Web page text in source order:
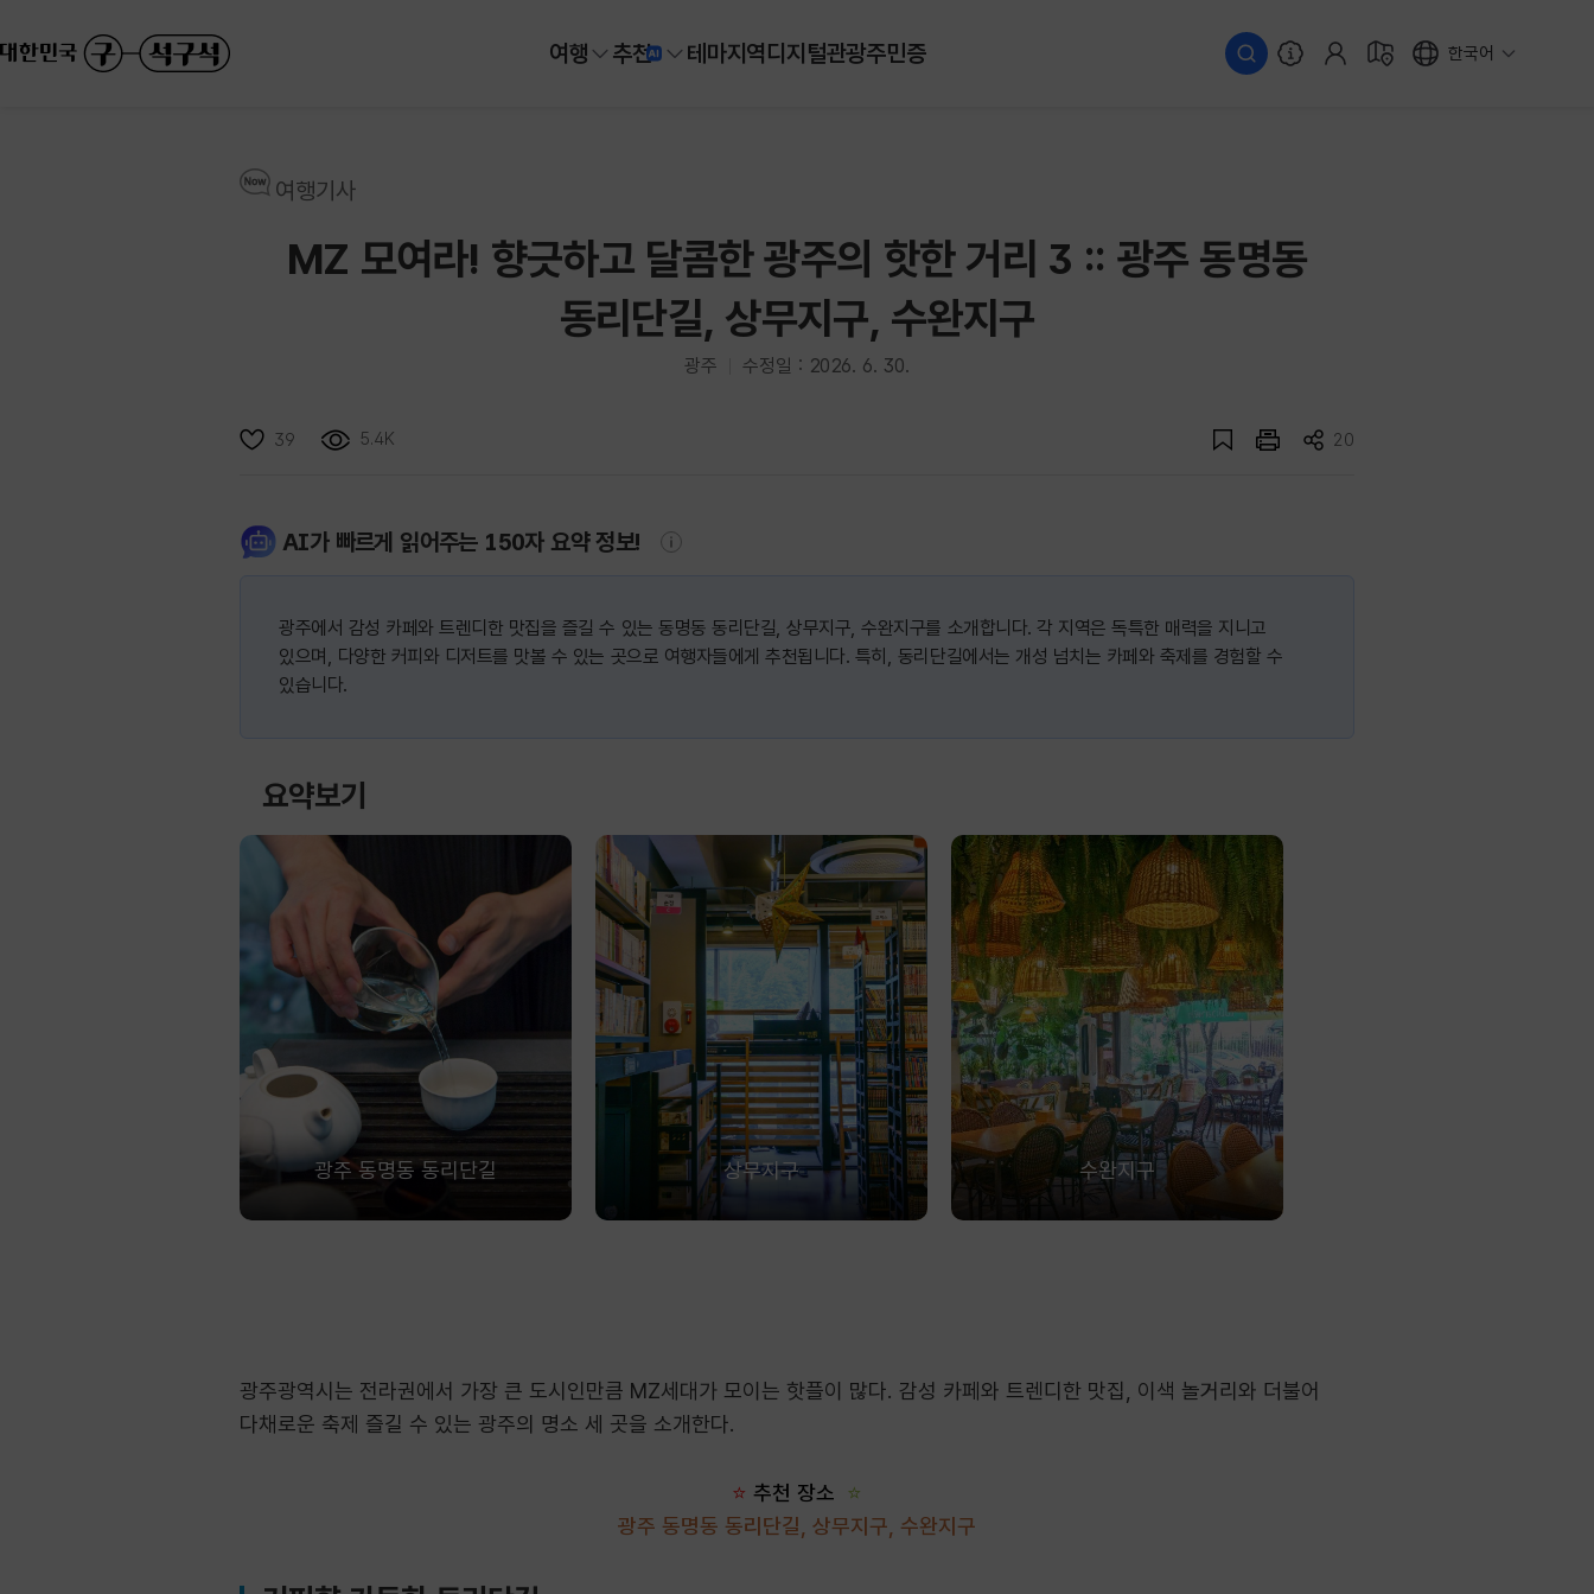
여행 추천 테마지역디지털관광주민증 한국어
여행기사
MZ 모여라! 향긋하고 달콤한 광주의 핫한 거리 3 :: 광주 동명동
동리단길, 상무지구, 수완지구
광주 수정일 : 2026. 6. 30.
39 5.4K 20
AI가 빠르게 읽어주는 150자 요약 정보!
광주에서 감성 카페와 트렌디한 맛집을 즐길 수 있는 동명동 동리단길, 상무지구, 수완지구를 소개합니다. 각 지역은 독특한 매력을 지니고
있으며, 다양한 커피와 디저트를 맛볼 수 있는 곳으로 여행자들에게 추천됩니다. 특히, 동리단길에서는 개성 넘치는 카페와 축제를 경험할 수
있습니다.
요약보기
광주 동명동 동리단길 상무지구 수완지구
광주광역시는 전라권에서 가장 큰 도시인만큼 MZ세대가 모이는 핫플이 많다. 감성 카페와 트렌디한 맛집, 이색 놀거리와 더불어
다채로운 축제 즐길 수 있는 광주의 명소 세 곳을 소개한다.
⭐ 추천 장소 ⭐
광주 동명동 동리단길, 상무지구, 수완지구